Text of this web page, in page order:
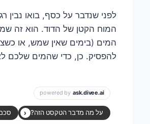
לפני שנדבר על כסף, בואו
המוח הקטן של הדוד. הוא זה
המים (בימים שאין שמש, או
להפסיק. כן, כדי שהמים שלכם